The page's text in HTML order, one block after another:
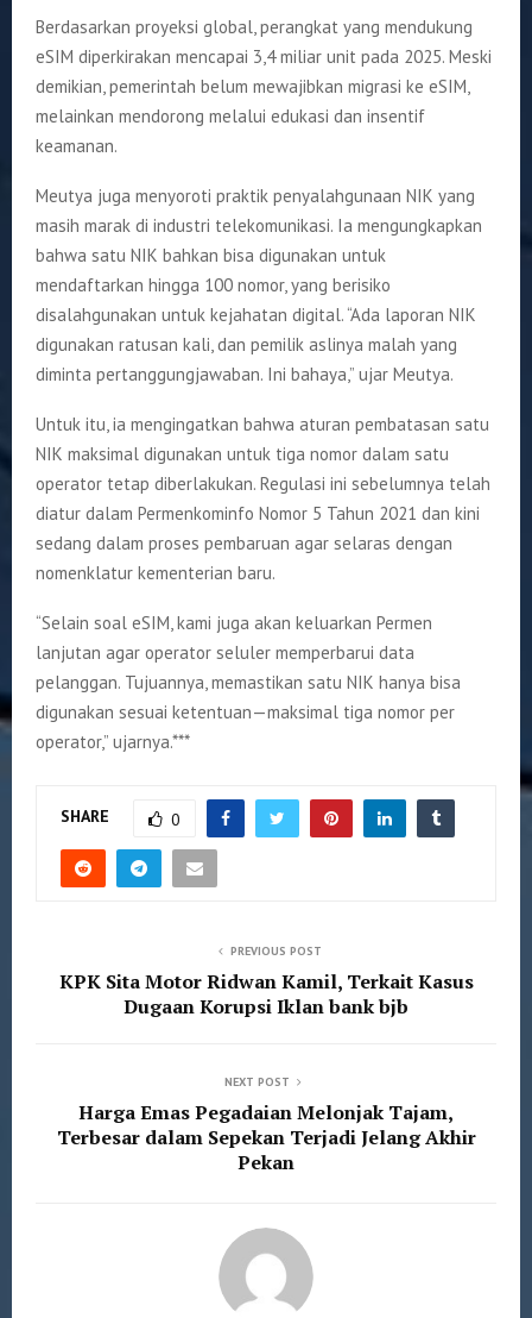
Berdasarkan proyeksi global, perangkat yang mendukung
eSIM diperkirakan mencapai 3,4 miliar unit pada 2025. Meski
demikian, pemerintah belum mewajibkan migrasi ke eSIM,
melainkan mendorong melalui edukasi dan insentif
keamanan.
Meutya juga menyoroti praktik penyalahgunaan NIK yang
masih marak di industri telekomunikasi. Ia mengungkapkan
bahwa satu NIK bahkan bisa digunakan untuk
mendaftarkan hingga 100 nomor, yang berisiko
disalahgunakan untuk kejahatan digital. “Ada laporan NIK
digunakan ratusan kali, dan pemilik aslinya malah yang
diminta pertanggungjawaban. Ini bahaya,” ujar Meutya.
Untuk itu, ia mengingatkan bahwa aturan pembatasan satu
NIK maksimal digunakan untuk tiga nomor dalam satu
operator tetap diberlakukan. Regulasi ini sebelumnya telah
diatur dalam Permenkominfo Nomor 5 Tahun 2021 dan kini
sedang dalam proses pembaruan agar selaras dengan
nomenklatur kementerian baru.
“Selain soal eSIM, kami juga akan keluarkan Permen
lanjutan agar operator seluler memperbarui data
pelanggan. Tujuannya, memastikan satu NIK hanya bisa
digunakan sesuai ketentuan—maksimal tiga nomor per
operator,” ujarnya.***
SHARE 0
PREVIOUS POST
KPK Sita Motor Ridwan Kamil, Terkait Kasus
Dugaan Korupsi Iklan bank bjb
NEXT POST
Harga Emas Pegadaian Melonjak Tajam,
Terbesar dalam Sepekan Terjadi Jelang Akhir
Pekan